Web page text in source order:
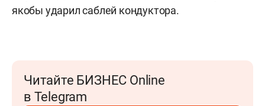
якобы ударил саблей кондуктора.
Читайте БИЗНЕС Online
в Telegram